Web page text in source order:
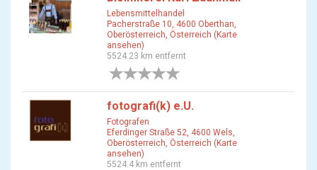
Lebensmittelhandel
Pacherstraße 10, 4600 Oberthan,
Oberösterreich, Österreich (Karte
ansehen)
5524.23 km entfernt
fotografi(k) e.U.
Fotografen
Eferdinger Straße 52, 4600 Wels,
Oberösterreich, Österreich (Karte
ansehen)
5524.4 km entfernt